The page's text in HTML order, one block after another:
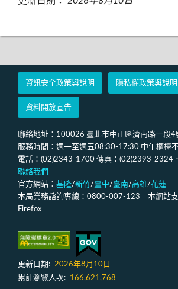
資訊安全政策與說明 隱私權政策與說明
資料開放宣告
聯絡地址：100026 臺北市中正區濟南路一段4
服務時間：週一至週五08:30-17:30 中午櫃檯
電話：(02)2343-1700 傳真：(02)2393-
聯絡我們
官方網站： 基隆/新竹/臺中/臺南/高雄/花蓮
本局業務諮詢專線：0800-007-123 本網站
Firefox
更新日期: 2026年8月10日
累計瀏覽人次:
166,621,768